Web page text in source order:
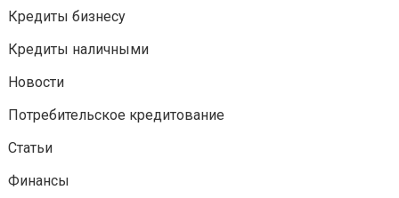
Кредиты бизнесу
Кредиты наличными
Новости
Потребительское кредитование
Статьи
Финансы